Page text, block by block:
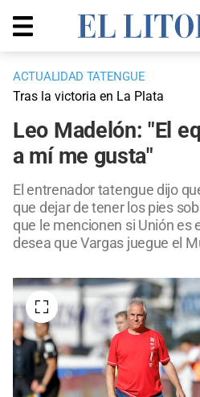
ACTUALIDAD TATENGUE
Tras la victoria en La Plata
Leo Madelón: "El
a mí me gusta"
El entrenador tatengue dijo
que dejar de tener los pies
que le mencionen si Unión es
desea que Vargas juegue el